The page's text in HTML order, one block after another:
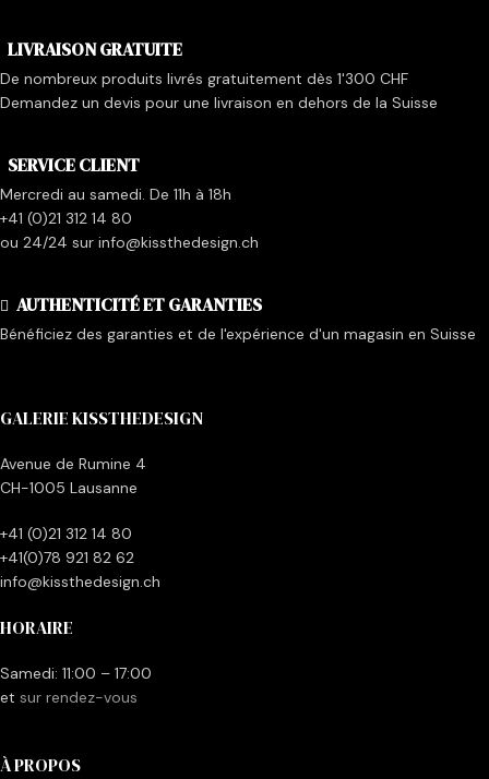
LIVRAISON GRATUITE
De nombreux produits livrés gratuitement dès 1'300 CHF
Demandez un devis pour une livraison en dehors de la Suisse
SERVICE CLIENT
Mercredi au samedi. De 11h à 18h
+41 (0)21 312 14 80
ou 24/24 sur info@kissthedesign.ch
AUTHENTICITÉ ET GARANTIES
Bénéficiez des garanties et de l'expérience d'un magasin en Suisse
GALERIE KISSTHEDESIGN
Avenue de Rumine 4
CH-1005 Lausanne
+41 (0)21 312 14 80
+41(0)78 921 82 62
info@kissthedesign.ch
HORAIRE
Samedi: 11:00 – 17:00
et sur rendez-vous
À PROPOS